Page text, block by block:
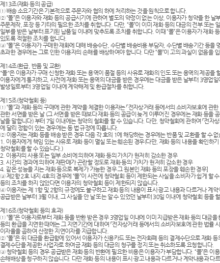
제13조(재화 등의 공급)
① 배송 소요기간은 기본적으로 주문자와 협의 하에 처리하는 것을 원칙으로 합니다.
② “몰”은 이용자와 재화 등의 공급시기에 관하여 별도의 약정이 없는 이상, 이용자가 청약을 한 날
주문제작, 포장 등 기타의 필요한 조치를 취합니다. 다만, “몰”이 이미 재화 등의 대금의 전부 또는
일부를 받은 날부터 표기된 납품일 이내에 맞추도록 조치를 취합니다. 이때 “몰”은 이용자가 재화
있도록 적절한 조치를 합니다.
③ “몰”은 이용자가 구매한 재화에 대해 배송수단, 수단별 배송비용 부담자, 수단별 배송기간 등을
초과한 경우에는 그로 인한 이용자의 손해를 배상하여야 합니다. 다만 “몰”이 고의 과실이 없음을
제14조(환급, 반품 및 교환)
"몰"은 이용자가 구매 신청한 재화 또는 용역이 품절 등의 사유로 재화의 인도 또는 용역의 제공을
이용자에게 통지하고, 사전에 재화 또는 용역의 대금을 받은 경우에는 대금을 받은 날부터 3영업
발생일로부터 3영업일 이내에 계약해제 및 환급절차를 취합니다.
제15조(청약철회 등)
① “몰”과 재화 등의 구매에 관한 계약을 체결한 이용자는 「전자상거래 등에서의 소비자보호에 관
관한 서면을 받은 날 (그 서면을 받은 때보다 재화 등의 공급이 늦게 이루어진 경우에는 재화 등을
날을 말합니다) 부터 7일 이내에는 청약의 철회를 할 수 있습니다. 다만, 청약철회에 관하여 「전자
에 달리 정함이 있는 경우에는 동 법 규정에 따릅니다.
② 이용자는 재화 등을 배송 받은 경우 다음 각 호의 1에 해당하는 경우에는 반품 및 교환을 할 수
1. 이용자에게 책임 있는 사유로 재화 등이 멸실 또는 훼손된 경우(다만, 재화 등의 내용을 확인하
청약철회를 할 수 있습니다.)
2. 이용자의 사용 또는 일부 소비에 의하여 재화 등의 가치가 현저히 감소한 경우
3. 시간의 경과에 의하여 재판매가 곤란할 정도로 재화 등의 가치가 현저히 감소한 경우
4. 같은 성능을 지는 재화 등으로 복제가 가능한 경우 그 원본인 재화 등의 포장을 훼손한 경우]
③ 제2항 2호 내지 4호의 경우에 “몰”이 사전에 청약철회 등이 제한되는 사실을 소비자가 쉽게 할
등의 조치를 하지 않았다면 이용자의 청약철회 등이 제한되지 않습니다.
④ 이용자는 제 1항 및 2항의 규정에도 불구하고 재화 등의 내용이 표시·광고 내용과 다르거나 계
공급받은 날부터 3월 이내, 그 사실을 안 날 또는 알 수 있었던 날부터 30일 이내에 청약철회 등을
제16조(청약철회 등의 효과)
① “몰”은 이용자로부터 재화 등을 반환 받은 경우 3영업일 이내에 이미 지급받은 재화 등의 대금을
등의 환급을 지연한 때에는 그 지연기간에 대하여 「전자상거래 등에서의 소비자보호에 관한 법률
이자율을 곱하여 산정한 지연이자를 지급합니다.
② “몰”은 위 대금을 환급함에 있어서 이용자가 신용카드 또는 전자화폐 등의 결제수단으로 재화
결제수단을 제공한 사업자로 하여금 재화 등의 대금의 청구를 정지 또는 취소하도록 요청합니다.
③ 청약철회 등의 경우 공급받은 재화 등의 반환에 필요한 비용은 이용자가 부담합니다. “몰”은 이
손해배상을 청구하지 않습니다. 다만 재화 등의 내용이 표시·광고 내용과 다르거나 계약내용과 다